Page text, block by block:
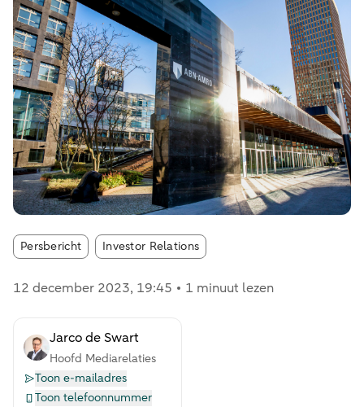
Persbericht Article tags:
Investor Relations
12 december 2023, 19:45 1 minuut lezen
Jarco de Swart
Hoofd Mediarelaties
Toon e-mailadres
Toon telefoonnummer